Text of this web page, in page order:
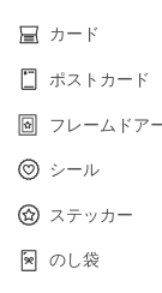
カード
ポストカード
フレームドア
シール
ステッカー
のし袋